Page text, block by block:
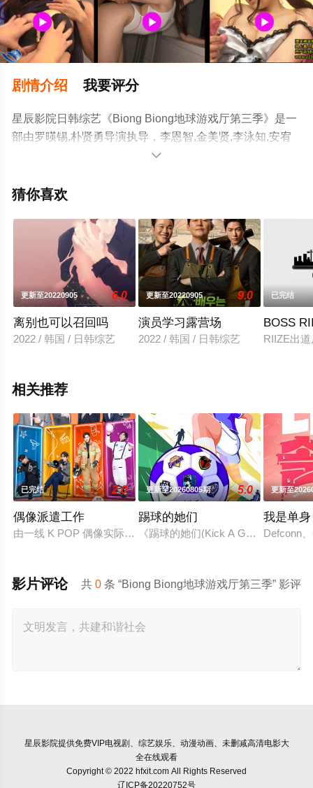
剧情介绍 我要评分
星辰影院日韩综艺《Biong Biong地球游戏厅第三季》是一
部由罗暎锡,朴贤勇导演执导，李恩智,金美贤,李泳知,安宥
真等演员精彩演绎的韩国综艺，大结局剧情已揭晓（已完
影视，更多相关信息可移步至豆瓣综艺、电视猫或剧情网

猜你喜欢
更新至20220905 6.0
离别也可以召回吗
2022 / 韩国 / 日韩综艺
更新至20220905 9.0
演员学习露营场
2022 / 韩国 / 日韩综艺
已完结
BOSS
RIIZE出
相关推荐
已完结 2.0
偶像派遣工作
由一线 K POP 偶像实际前往各种真实职场，代替辛苦工作的素
更新至20260805期 5.0
踢球的她们
《踢球的她们(Kick A Goal)》公布
更新至
我是单身
Defconn
共0 条 “Biong Biong地球游戏厅第三季” 影评
影片评论
星辰影院提供免费VIP电视剧、综艺娱乐、动漫动画、未删减高清电影大
全在线观看
Copyright © 2022 hfxit.com All Rights Reserved
辽ICP备20220752号